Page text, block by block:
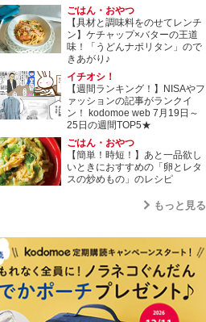
ごはん・おやつ
【具材と調味料をのせてレンチ
ン】ケチャップ×バターの王道
味！「うどんナポリタン」ので
きあがり♪
イチオシ！
【週間ランキング！】NISAやフ
ァッションの記事がランクイ
ン！ kodomoe web 7月19日～
25日の週間TOP5★
ごはん・おやつ
【簡単！時短！】あと一品欲し
いときにおすすめの「卵とレタ
スの炒めもの」のレシピ
もっと見る